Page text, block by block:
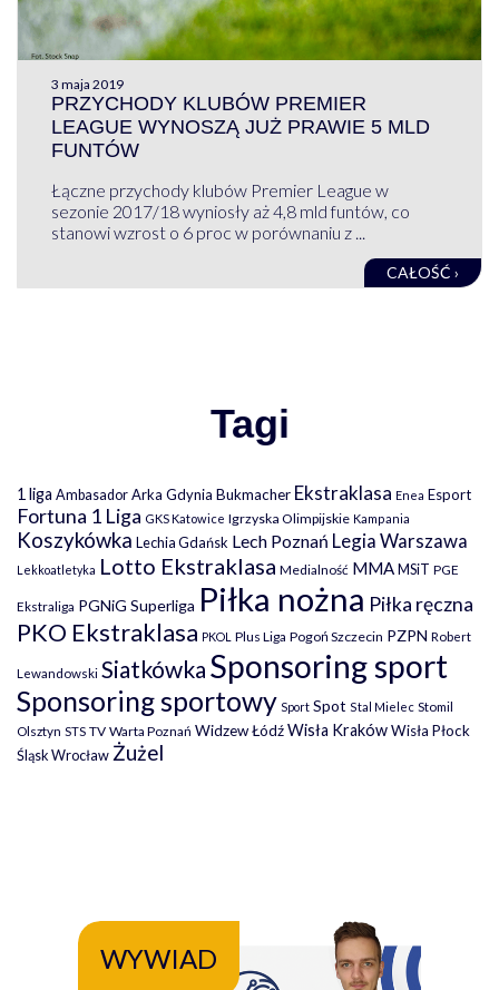
3 maja 2019
PRZYCHODY KLUBÓW PREMIER
LEAGUE WYNOSZĄ JUŻ PRAWIE 5 MLD
FUNTÓW
Łączne przychody klubów Premier League w
sezonie 2017/18 wyniosły aż 4,8 mld funtów, co
stanowi wzrost o 6 proc w porównaniu z ...
CAŁOŚĆ ›
Tagi
1 liga Ambasador Arka Gdynia Bukmacher Ekstraklasa Enea Esport
Fortuna 1 Liga GKS Katowice Igrzyska Olimpijskie Kampania
Koszykówka Lechia Gdańsk Lech Poznań Legia Warszawa
Lekkoatletyka Lotto Ekstraklasa Medialność MMAMSiT PGE
Ekstraliga PGNiG Superliga Piłka nożna Piłka ręczna
PKO Ekstraklasa PKOL Plus Liga Pogoń Szczecin PZPN Robert
Lewandowski Siatkówka Sponsoring sport
Sponsoring sportowy Sport Spot Stal Mielec Stomil
Olsztyn STS TV Warta Poznań Widzew ŁódźWisła KrakówWisła Płock
Śląsk Wrocław Żużel
WYWIAD